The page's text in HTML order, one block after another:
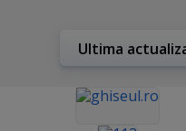
Ultima